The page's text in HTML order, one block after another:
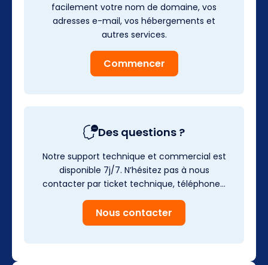
facilement votre nom de domaine, vos
adresses e-mail, vos hébergements et
autres services.
Commencer
Des questions ?
Notre support technique et commercial est
disponible 7j/7. N’hésitez pas à nous
contacter par ticket technique, téléphone…
Nous contacter